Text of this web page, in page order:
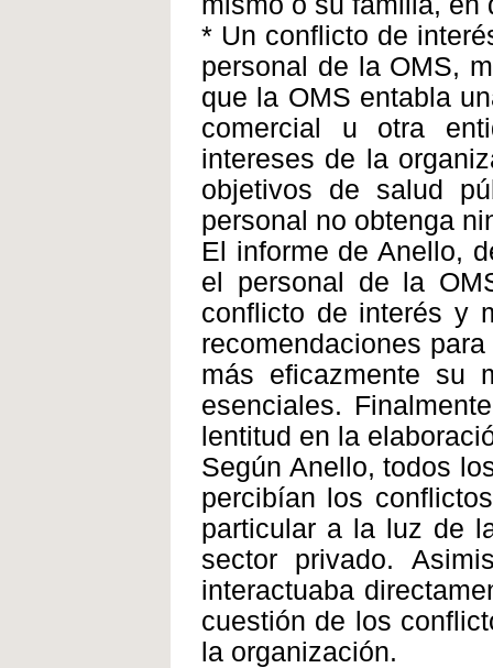
* Un conflicto de
personal de la OMS,
que la OMS entabla
comercial u otra
intereses de la
objetivos de salud
personal no obtenga
El informe de Anello,
el personal de la
conflicto de interés y
recomendaciones
más eficazmente su
esenciales.
lentitud en la
Según Anello, todos
percibían los
particular a la luz de
sector privado.
interactuaba
cuestión de los
la organización.